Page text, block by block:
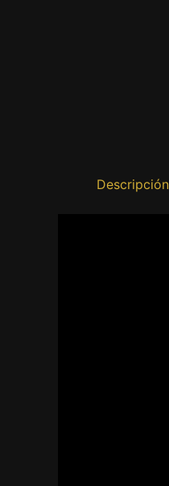
Descripción